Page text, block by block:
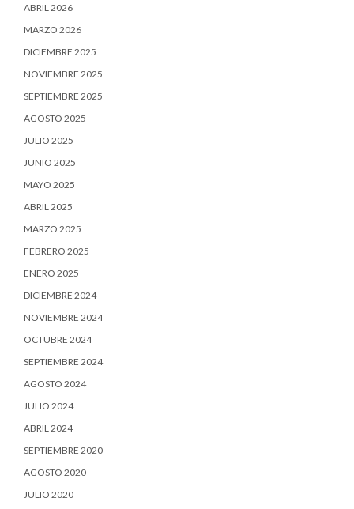
ABRIL 2026
MARZO 2026
DICIEMBRE 2025
NOVIEMBRE 2025
SEPTIEMBRE 2025
AGOSTO 2025
JULIO 2025
JUNIO 2025
MAYO 2025
ABRIL 2025
MARZO 2025
FEBRERO 2025
ENERO 2025
DICIEMBRE 2024
NOVIEMBRE 2024
OCTUBRE 2024
SEPTIEMBRE 2024
AGOSTO 2024
JULIO 2024
ABRIL 2024
SEPTIEMBRE 2020
AGOSTO 2020
JULIO 2020